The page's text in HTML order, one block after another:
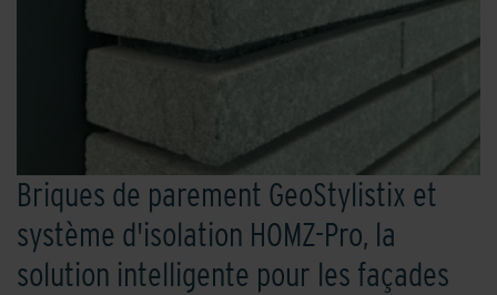
Briques de parement GeoStylistix et
système d'isolation HOMZ-Pro, la
solution intelligente pour les façades